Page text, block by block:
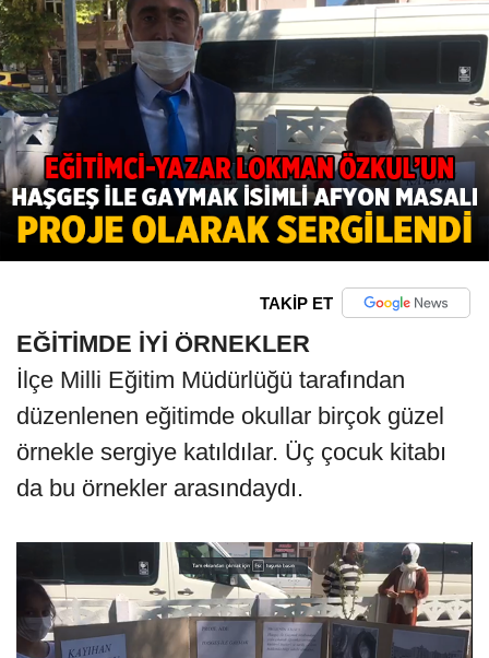
TAKİP ET
EĞİTİMDE İYİ ÖRNEKLER
İlçe Milli Eğitim Müdürlüğü tarafından
düzenlenen eğitimde okullar birçok güzel
örnekle sergiye katıldılar. Üç çocuk kitabı
da bu örnekler arasındaydı.